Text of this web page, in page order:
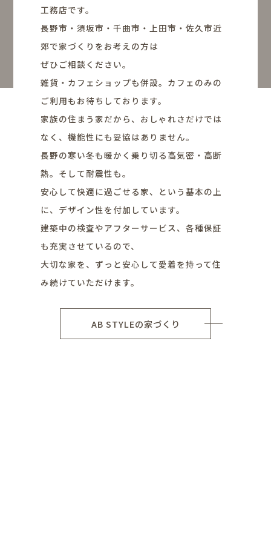
工務店です。
長野市・須坂市・千曲市・上田市・佐久市近
郊で家づくりをお考えの方は
ぜひご相談ください。
雑貨・カフェショップも併設。カフェのみの
ご利用もお待ちしております。
家族の住まう家だから、おしゃれさだけでは
なく、機能性にも妥協はありません。
長野の寒い冬も暖かく乗り切る高気密・高断
熱。そして耐震性も。
安心して快適に過ごせる家、という基本の上
に、デザイン性を付加しています。
建築中の検査やアフターサービス、各種保証
も充実させているので、
大切な家を、ずっと安心して愛着を持って住
み続けていただけます。
AB STYLEの家づくり